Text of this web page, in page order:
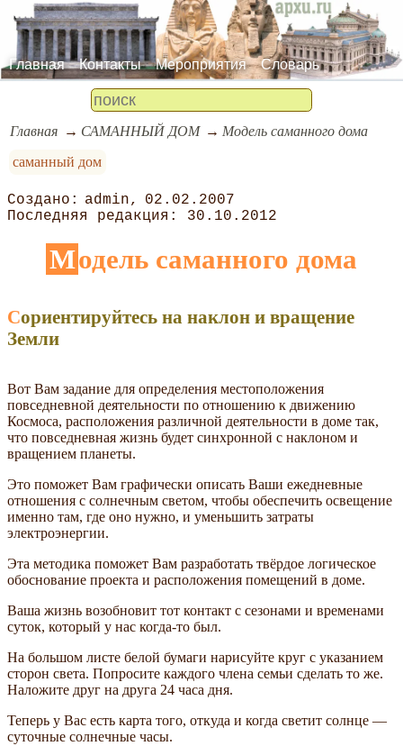
Главная Контакты Мероприятия Словарь
Главная САМАННЫЙ ДОМ
Модель саманного дома
саманный дом
admin
02.02.2007
30.10.2012
Модель саманного дома
Сориентируйтесь на наклон и вращение
Земли
Вот Вам задание для определения местоположения
повседневной деятельности по отношению к движению
Космоса, расположения различной деятельности в доме так,
что повседневная жизнь будет синхронной с наклоном и
вращением планеты.
Это поможет Вам графически описать Ваши ежедневные
отношения с солнечным светом, чтобы обеспечить освещение
именно там, где оно нужно, и уменьшить затраты
электроэнергии.
Эта методика поможет Вам разработать твёрдое логическое
обоснование проекта и расположения помещений в доме.
Ваша жизнь возобновит тот контакт с сезонами и временами
суток, который у нас когда-то был.
На большом листе белой бумаги нарисуйте круг с указанием
сторон света. Попросите каждого члена семьи сделать то же.
Наложите друг на друга 24 часа дня.
Теперь у Вас есть карта того, откуда и когда светит солнце —
суточные солнечные часы.